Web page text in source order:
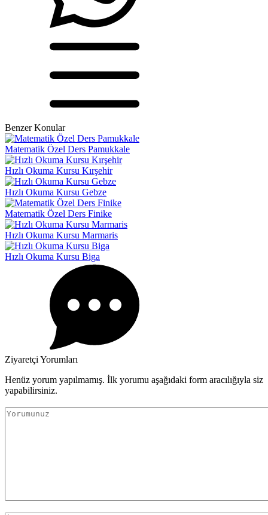
Benzer Konular
Matematik Özel Ders Pamukkale
Hızlı Okuma Kursu Kırşehir
Hızlı Okuma Kursu Gebze
Matematik Özel Ders Finike
Hızlı Okuma Kursu Marmaris
Hızlı Okuma Kursu Biga
Ziyaretçi Yorumları
Henüz yorum yapılmamış. İlk yorumu aşağıdaki form aracılığıyla siz
yapabilirsiniz.